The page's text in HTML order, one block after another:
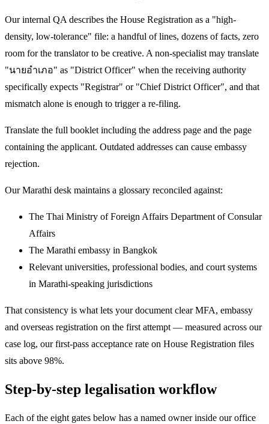
Our internal QA describes the House Registration as a "high-
density, low-tolerance" file: a handful of lines, dozens of facts, zero
room for the translator to be creative. A non-specialist may translate
"นายอำเภอ" as "District Officer" when the receiving authority
specifically expects "Registrar" or "Chief District Officer", and that
mismatch alone is enough to trigger a re-filing.
Translate the full booklet including the address page and the page
containing the applicant. Outdated addresses can cause embassy
rejection.
Our Marathi desk maintains a glossary reconciled against:
The Thai Ministry of Foreign Affairs Department of Consular
Affairs
The Marathi embassy in Bangkok
Relevant universities, professional bodies, and court systems
in Marathi-speaking jurisdictions
That consistency is what lets your document clear MFA, embassy
and overseas registration on the first attempt — measured across our
case log, our first-pass acceptance rate on House Registration files
sits above 98%.
Step-by-step legalisation workflow
Each of the eight gates below has a named owner inside our office